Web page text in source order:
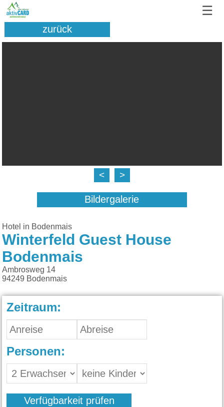
☰
zurück
< >
Bildergalerie
Hotel in Bodenmais
Winterfeld Guest House
Bodenmais
Ambrosweg 14
94249 Bodenmais
Zeitraum:
Personen:
Verfügbarkeit prüfen